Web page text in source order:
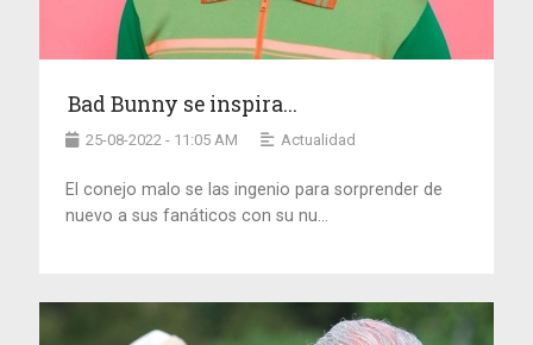
Bad Bunny se inspira...
25-08-2022 - 11:05 AM Actualidad
El conejo malo se las ingenio para sorprender de
nuevo a sus fanáticos con su nu...